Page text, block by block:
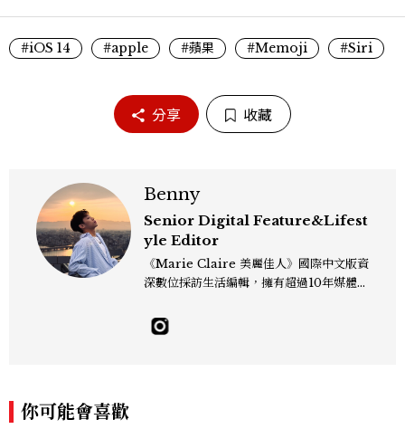
#iOS 14 #apple #蘋果 #Memoji #Siri
分享 收藏
Benny
Senior Digital Feature&Lifest
yle Editor
《Marie Claire 美麗佳人》國際中文版資
深數位採訪生活編輯，擁有超過10年媒體與
飯店、奢華旅宿、旅遊景點、航空等領域，
你可能會喜歡